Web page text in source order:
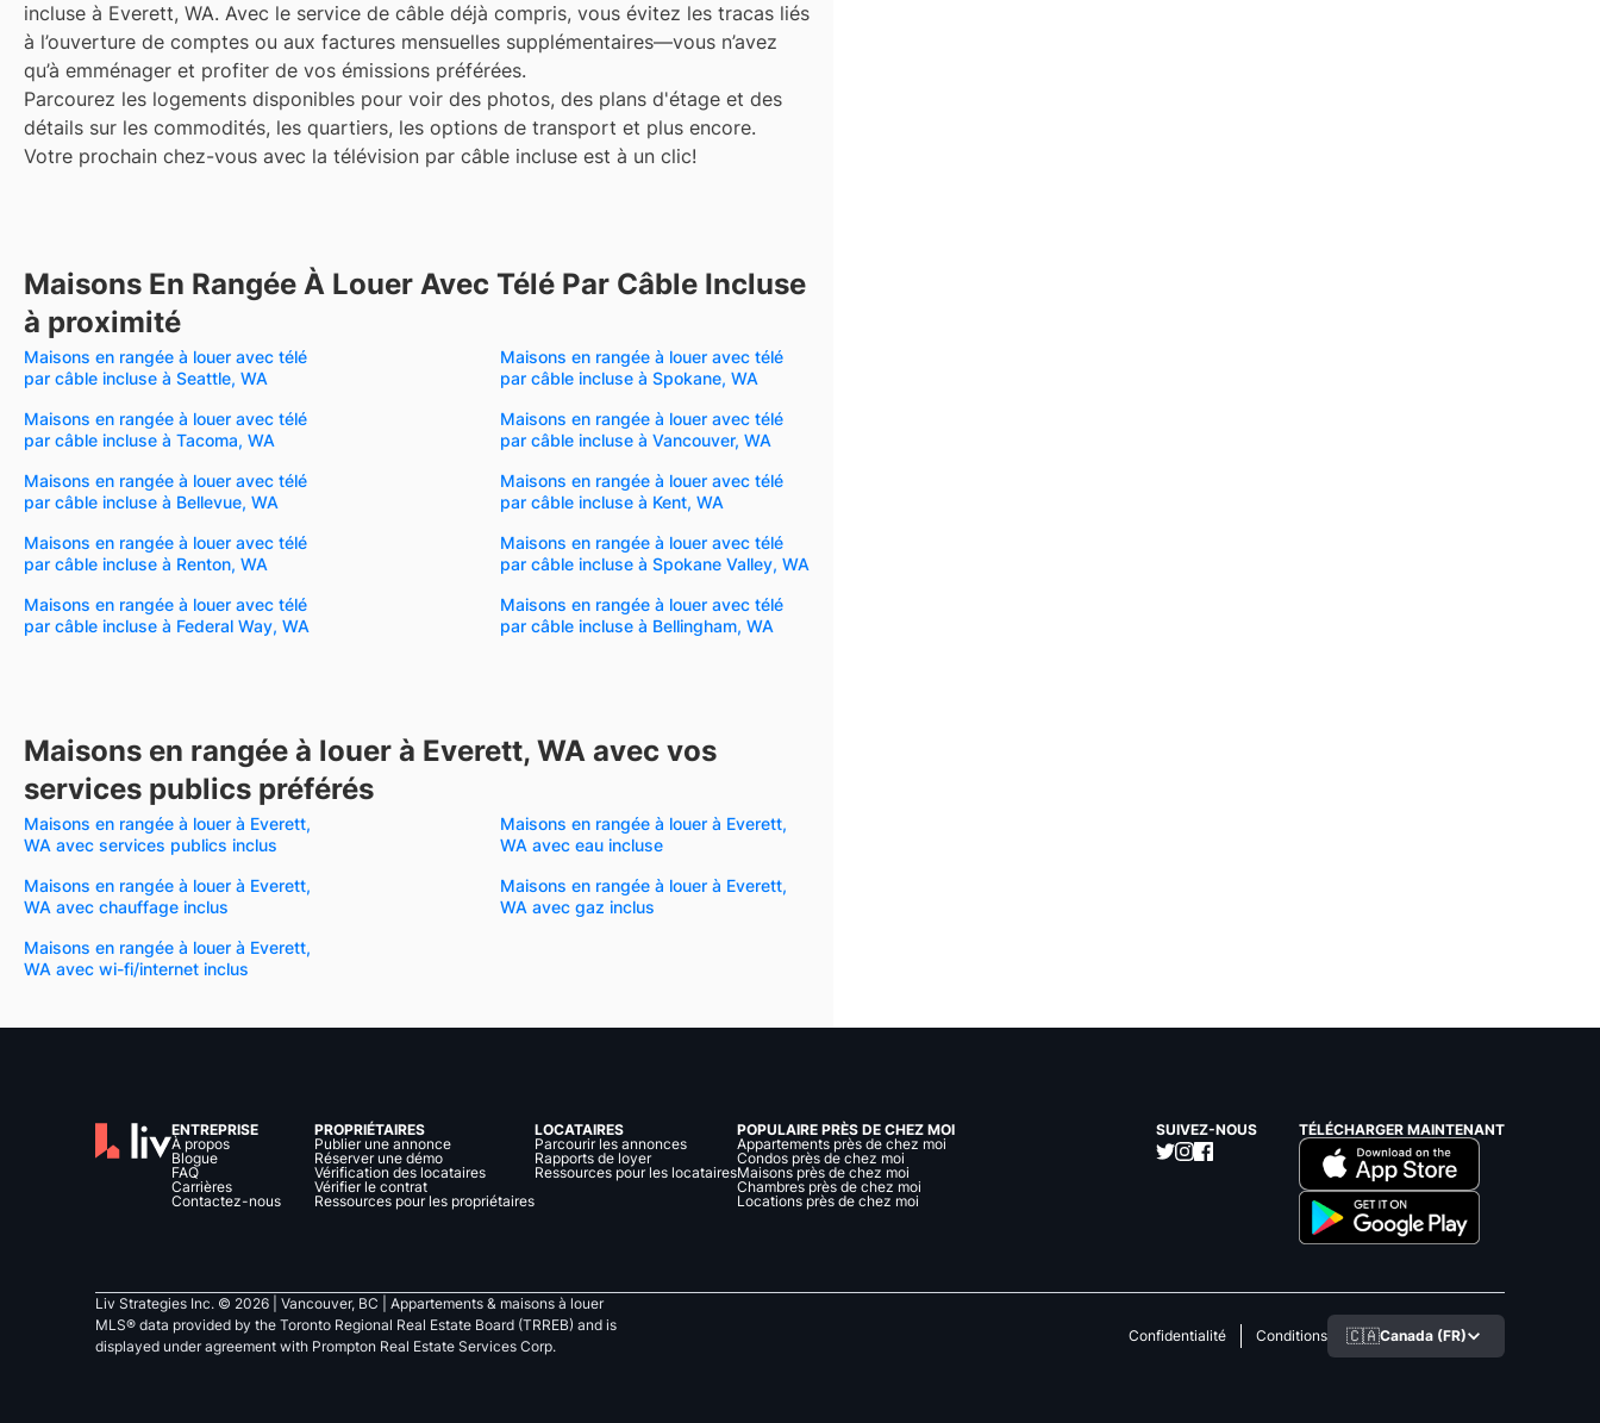
incluse à Everett, WA. Avec le service de câble déjà compris, vous évitez les tracas liés
à l’ouverture de comptes ou aux factures mensuelles supplémentaires—vous n’avez
qu’à emménager et profiter de vos émissions préférées.
Parcourez les logements disponibles pour voir des photos, des plans d'étage et des
détails sur les commodités, les quartiers, les options de transport et plus encore.
Votre prochain chez-vous avec la télévision par câble incluse est à un clic!
Maisons En Rangée À Louer Avec Télé Par Câble Incluse
à proximité
Maisons en rangée à louer avec télé
par câble incluse à Seattle, WA
Maisons en rangée à louer avec télé
par câble incluse à Spokane, WA
Maisons en rangée à louer avec télé
par câble incluse à Tacoma, WA
Maisons en rangée à louer avec télé
par câble incluse à Vancouver, WA
Maisons en rangée à louer avec télé
par câble incluse à Bellevue, WA
Maisons en rangée à louer avec télé
par câble incluse à Kent, WA
Maisons en rangée à louer avec télé
par câble incluse à Renton, WA
Maisons en rangée à louer avec télé
par câble incluse à Spokane Valley, WA
Maisons en rangée à louer avec télé
par câble incluse à Federal Way, WA
Maisons en rangée à louer avec télé
par câble incluse à Bellingham, WA
Maisons en rangée à louer à Everett, WA avec vos
services publics préférés
Maisons en rangée à louer à Everett,
WA avec services publics inclus
Maisons en rangée à louer à Everett,
WA avec eau incluse
Maisons en rangée à louer à Everett,
WA avec chauffage inclus
Maisons en rangée à louer à Everett,
WA avec gaz inclus
Maisons en rangée à louer à Everett,
WA avec wi-fi/internet inclus
ENTREPRISE
À propos
Blogue
FAQ
Carrières
Contactez-nous
PROPRIÉTAIRES
Publier une annonce
Réserver une démo
Vérification des locataires
Vérifier le contrat
Ressources pour les propriétaires
LOCATAIRES
Parcourir les annonces
Rapports de loyer
Ressources pour les locataires
POPULAIRE PRÈS DE CHEZ MOI
Appartements près de chez moi
Condos près de chez moi
Maisons près de chez moi
Chambres près de chez moi
Locations près de chez moi
SUIVEZ-NOUS TÉLÉCHARGER MAINTENANT
Liv Strategies Inc. © 2026 | Vancouver, BC |
Appartements & maisons à louer
MLS® data provided by the Toronto Regional Real Estate Board (TRREB) and is
displayed under agreement with Prompton Real Estate Services Corp.
Confidentialité Conditions 🇨🇦Canada (FR)